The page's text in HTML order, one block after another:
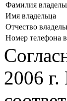
Фамилия
Имя владельца
Отчество
Номер телефона
2006